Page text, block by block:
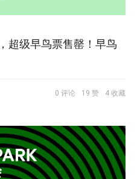
超级早鸟票售罄！早鸟
0 评论 19 赞 4 收藏